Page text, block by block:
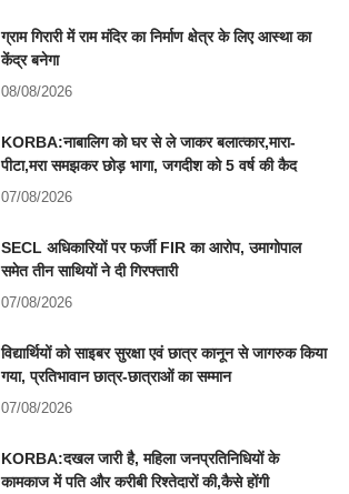
ग्राम गिरारी में राम मंदिर का निर्माण क्षेत्र के लिए आस्था का
केंद्र बनेगा
08/08/2026
KORBA:नाबालिग को घर से ले जाकर बलात्कार,मारा-
पीटा,मरा समझकर छोड़ भागा, जगदीश को 5 वर्ष की कैद
07/08/2026
SECL अधिकारियों पर फर्जी FIR का आरोप, उमागोपाल
समेत तीन साथियों ने दी गिरफ्तारी
07/08/2026
विद्यार्थियों को साइबर सुरक्षा एवं छात्र कानून से जागरुक किया
गया, प्रतिभावान छात्र-छात्राओं का सम्मान
07/08/2026
KORBA:दखल जारी है, महिला जनप्रतिनिधियों के
कामकाज में पति और करीबी रिश्तेदारों की,कैसे होंगी